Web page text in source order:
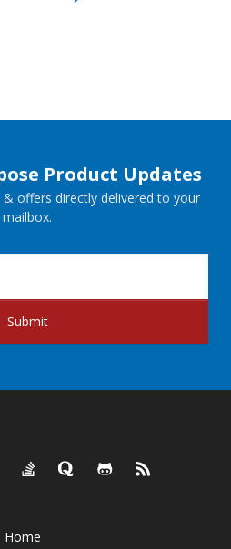
Product Updates
offers directly delivered to your
mailbox.
Submit
Home